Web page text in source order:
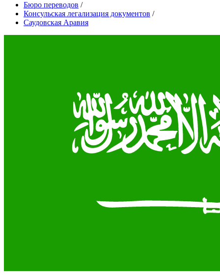
Бюро переводов /
Консульская легализация документов /
Саудовская Аравия